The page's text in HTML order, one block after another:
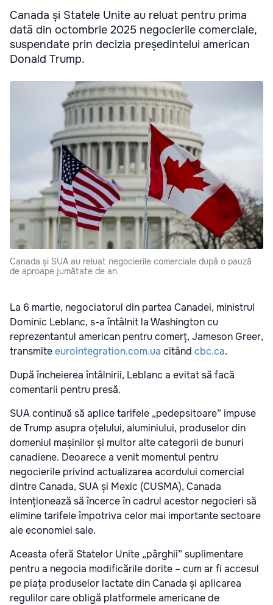
Canada și Statele Unite au reluat pentru prima
dată din octombrie 2025 negocierile comerciale,
suspendate prin decizia președintelui american
Donald Trump.
Canada și SUA au reluat negocierile comerciale după o pauză
de aproape jumătate de an.
La 6 martie, negociatorul din partea Canadei, ministrul
Dominic Leblanc, s-a întâlnit la Washington cu
reprezentantul american pentru comerț, Jameson Greer,
transmiteeurointegration.com.ua citând cbc.ca.
După încheierea întâlnirii, Leblanc a evitat să facă
comentarii pentru presă.
SUA continuă să aplice tarifele „pedepsitoare” impuse
de Trump asupra oțelului, aluminiului, produselor din
domeniul mașinilor și multor alte categorii de bunuri
canadiene. Deoarece a venit momentul pentru
negocierile privind actualizarea acordului comercial
dintre Canada, SUA și Mexic (CUSMA), Canada
intenționează să încerce în cadrul acestor negocieri să
elimine tarifele împotriva celor mai importante sectoare
ale economiei sale.
Aceasta oferă Statelor Unite „pârghii” suplimentare
pentru a negocia modificările dorite – cum ar fi accesul
pe piața produselor lactate din Canada și aplicarea
regulilor care obligă platformele americane de